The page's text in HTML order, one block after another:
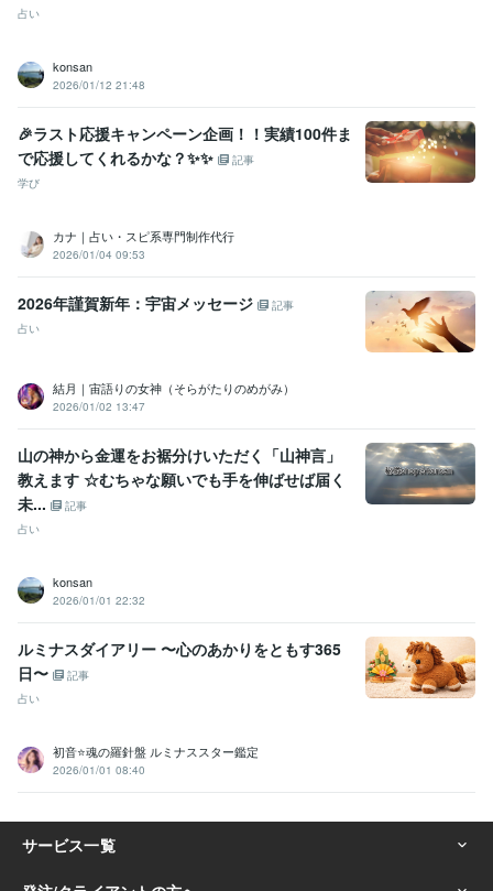
占い
konsan
2026/01/12 21:48
🎉ラスト応援キャンペーン企画！！実績100件ま
で応援してくれるかな？✨✨
記事
学び
カナ｜占い・スピ系専門制作代行
2026/01/04 09:53
2026年謹賀新年：宇宙メッセージ
記事
占い
結月｜宙語りの女神（そらがたりのめがみ）
2026/01/02 13:47
山の神から金運をお裾分けいただく「山神言」
教えます ☆むちゃな願いでも手を伸ばせば届く
未...
記事
占い
konsan
2026/01/01 22:32
ルミナスダイアリー 〜心のあかりをともす365
日〜
記事
占い
初音⭐️魂の羅針盤 ルミナススター鑑定
2026/01/01 08:40